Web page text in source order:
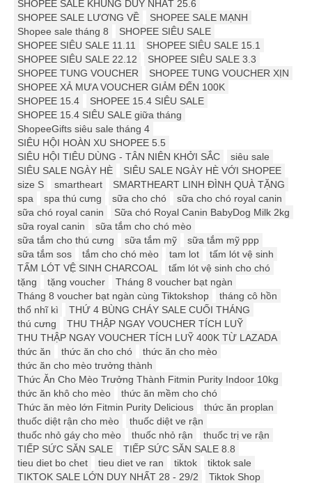
SHOPEE SALE KHỦNG DUY NHẤT 25.6
SHOPEE SALE LƯƠNG VỀ
SHOPEE SALE MẠNH
Shopee sale tháng 8
SHOPEE SIÊU SALE
SHOPEE SIÊU SALE 11.11
SHOPEE SIÊU SALE 15.1
SHOPEE SIÊU SALE 22.12
SHOPEE SIÊU SALE 3.3
SHOPEE TUNG VOUCHER
SHOPEE TUNG VOUCHER XỊN
SHOPEE XẢ MƯA VOUCHER GIẢM ĐẾN 100K
SHOPEE 15.4
SHOPEE 15.4 SIÊU SALE
SHOPEE 15.4 SIÊU SALE giữa tháng
ShopeeGifts siêu sale tháng 4
SIÊU HỘI HOÀN XU SHOPEE 5.5
SIÊU HỘI TIÊU DÙNG - TÂN NIÊN KHỞI SẮC
siêu sale
SIÊU SALE NGÀY HÈ
SIÊU SALE NGÀY HÈ VỚI SHOPEE
size S
smartheart
SMARTHEART LINH ĐÌNH QUÀ TẶNG
spa
spa thú cưng sữa cho chó
sữa cho chó royal canin
sữa chó royal canin
Sữa chó Royal Canin BabyDog Milk 2kg
sữa royal canin
sữa tắm cho chó mèo
sữa tắm cho thú cưng
sữa tắm mỹ
sữa tắm mỹ ppp
sữa tắm sos
tắm cho chó mèo tam lot
tấm lót vệ sinh
TẤM LÓT VỆ SINH CHARCOAL
tấm lót vệ sinh cho chó
tặng
tặng voucher
Tháng 8 voucher bạt ngàn
Tháng 8 voucher bạt ngàn cùng Tiktokshop
tháng cô hồn
thổ nhĩ kì
THỨ 4 BÙNG CHÁY SALE CUỐI THÁNG
thú cưng
THU THẬP NGAY VOUCHER TÍCH LUỸ
THU THẬP NGAY VOUCHER TÍCH LUỸ 400K TỪ LAZADA
thức ăn
thức ăn cho chó
thức ăn cho mèo
thức ăn cho mèo trưởng thành
Thức Ăn Cho Mèo Trưởng Thành Fitmin Purity Indoor 10kg
thức ăn khô cho mèo
thức ăn mềm cho chó
Thức ăn mèo lớn Fitmin Purity Delicious
thức ăn proplan
thuốc diệt rận cho mèo
thuốc diệt ve rận
thuốc nhỏ gáy cho mèo
thuốc nhỏ rận
thuốc trị ve rận
TIẾP SỨC SĂN SALE
TIẾP SỨC SĂN SALE 8.8
tieu diet bo chet
tieu diet ve ran tiktok
tiktok sale
TIKTOK SALE LỚN DUY NHẤT 28 - 29/2
Tiktok Shop